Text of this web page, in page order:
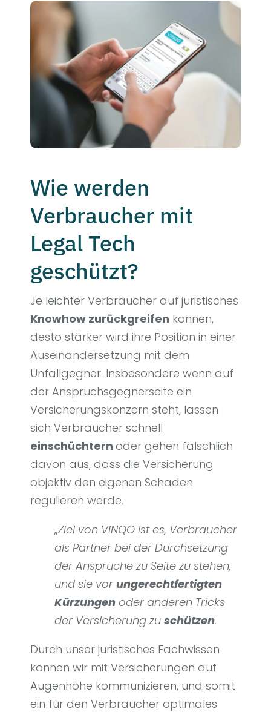
Wie werden
Verbraucher mit
Legal Tech
geschützt?
Je leichter Verbraucher auf juristisches
Knowhow zurückgreifen können,
desto stärker wird ihre Position in einer
Auseinandersetzung mit dem
Unfallgegner. Insbesondere wenn auf
der Anspruchsgegnerseite ein
Versicherungskonzern steht, lassen
sich Verbraucher schnell
einschüchtern oder gehen fälschlich
davon aus, dass die Versicherung
objektiv den eigenen Schaden
regulieren werde.
„Ziel von VINQO ist es, Verbraucher
als Partner bei der Durchsetzung
der Ansprüche zu Seite zu stehen,
und sie vor ungerechtfertigten
Kürzungen oder anderen Tricks
der Versicherung zu schützen.
Durch unser juristisches Fachwissen
können wir mit Versicherungen auf
Augenhöhe kommunizieren, und somit
ein für den Verbraucher optimales